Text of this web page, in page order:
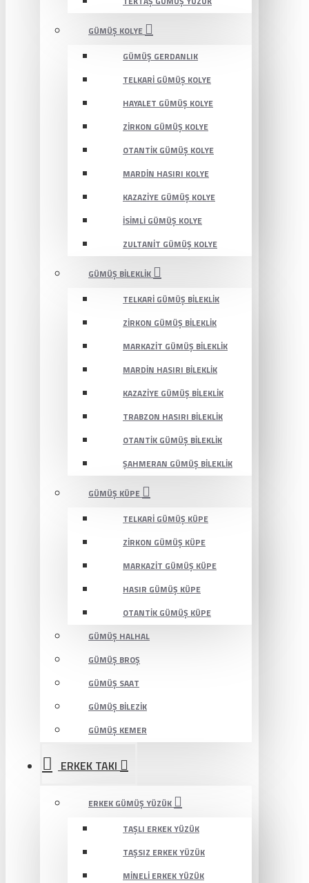
GÜMÜŞ KOLYE
GÜMÜŞ GERDANLIK
TELKARI GÜMÜŞ KOLYE
HAYALET GÜMÜŞ KOLYE
ZIRKON GÜMÜŞ KOLYE
OTANTIK GÜMÜŞ KOLYE
MARDIN HASIRI KOLYE
KAZAZIYE GÜMÜŞ KOLYE
İSIMLI GÜMÜŞ KOLYE
ZULTANIT GÜMÜŞ KOLYE
GÜMÜŞ BILEKLIK
TELKARI GÜMÜŞ BILEKLIK
ZIRKON GÜMÜŞ BILEKLIK
MARKAZIT GÜMÜŞ BILEKLIK
MARDIN HASIRI BILEKLIK
KAZAZIYE GÜMÜŞ BILEKLIK
TRABZON HASIRI BILEKLIK
OTANTIK GÜMÜŞ BILEKLIK
ŞAHMERAN GÜMÜŞ BILEKLIK
GÜMÜŞ KÜPE
TELKARI GÜMÜŞ KÜPE
ZIRKON GÜMÜŞ KÜPE
MARKAZIT GÜMÜŞ KÜPE
HASIR GÜMÜŞ KÜPE
OTANTIK GÜMÜŞ KÜPE
GÜMÜŞ HALHAL
GÜMÜŞ BROŞ
GÜMÜŞ SAAT
GÜMÜŞ BILEZIK
GÜMÜŞ KEMER
ERKEK TAKI
ERKEK GÜMÜŞ YÜZÜK
TAŞLI ERKEK YÜZÜK
TAŞSIZ ERKEK YÜZÜK
MINELI ERKEK YÜZÜK